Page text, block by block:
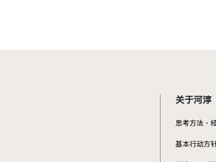
关于河淳
思考方法・
基本行动方